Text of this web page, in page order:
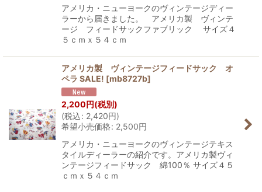
アメリカ・ニューヨークのヴィンテージディー
ラーから届きました。 アメリカ製 ヴィンテ
ージ フィードサックファブリック サイズ４
５ｃｍｘ５４ｃｍ
アメリカ製 ヴィンテージフィードサック オ
ペラ SALE! [mb8727b]
2,200円(税別)
(税込: 2,420円)
希望小売価格: 2,500円
アメリカ・ニューヨークのヴィンテージテキス
タイルディーラーの紹介です。アメリカ製ヴィ
ンテージフィードサック 綿100％ サイズ４５
ｃｍｘ５４ｃｍ